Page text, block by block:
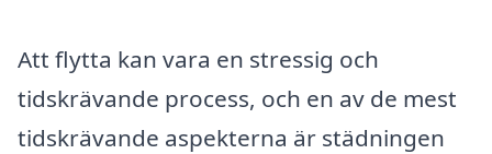
Att flytta kan vara en stressig och
tidskrävande process, och en av de mest
tidskrävande aspekterna är städningen